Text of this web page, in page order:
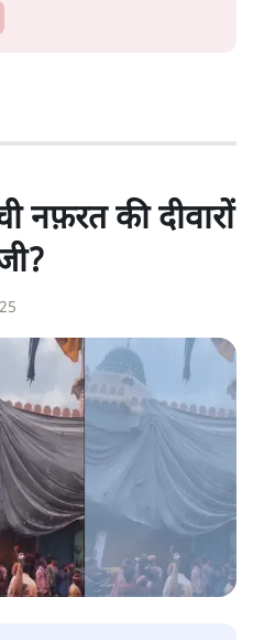
नफ़रत की दीवारों